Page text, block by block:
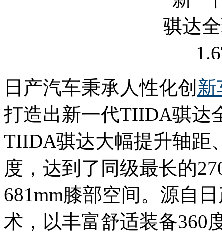
日产汽车秉承人性化创新
打造出新一代TIIDA骐达
TIIDA骐达大幅提升轴距
度，达到了同级最长的
681mm膝部空间。源自
术，以丰富舒适装备360